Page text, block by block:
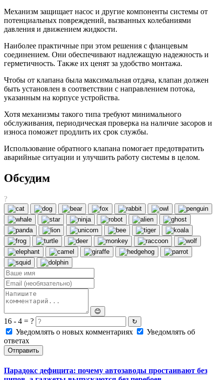
Механизм защищает насос и другие компоненты системы от
потенциальных повреждений, вызванных колебаниями
давления и движением жидкости.
Наиболее практичные при этом решения с фланцевым
соединением. Они обеспечивают надлежащую надежность и
герметичность. Также их ценят за удобство монтажа.
Чтобы от клапана была максимальная отдача, клапан должен
быть установлен в соответствии с направлением потока,
указанным на корпусе устройства.
Хотя механизмы такого типа требуют минимального
обслуживания, периодическая проверка на наличие засоров и
износа поможет продлить их срок службы.
Использование обратного клапана помогает предотвратить
аварийные ситуации и улучшить работу системы в целом.
Обсудим
?
😊
16 - 4 = ? ↻
Уведомлять о новых комментариях
Уведомлять об
ответах
Отправить
Парадокс дефицита: почему автозаводы простаивают без